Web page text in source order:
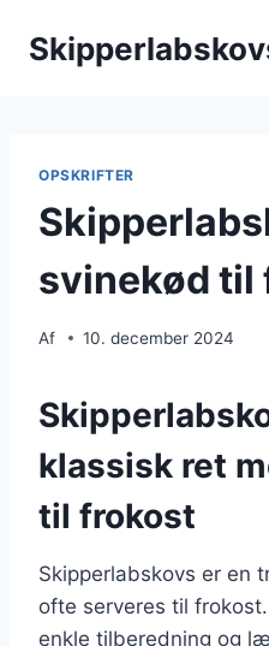
OPSKRIFTER
svinekød til
Af 10. december 2024
klassisk ret
til frokost
Skipperlabskovs er en
ofte serveres til
enkle tilberedning og